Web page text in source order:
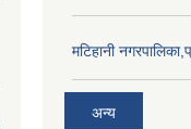
मटिहानी
अन्य